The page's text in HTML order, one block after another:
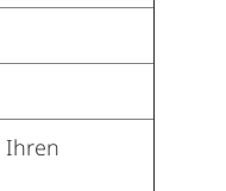
Ihren